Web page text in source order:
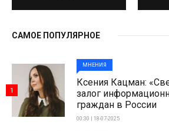
САМОЕ ПОПУЛЯРНОЕ
МНЕНИЯ
Ксения Кацман:
залог
граждан в России
00:30 | 18-07-2025
1